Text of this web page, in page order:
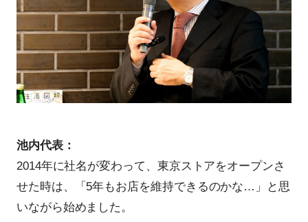
池内代表：
2014年に社名が変わって、東京ストアをオープンさ
せた時は、「5年もお店を維持できるのかな…」と思
いながら始めました。